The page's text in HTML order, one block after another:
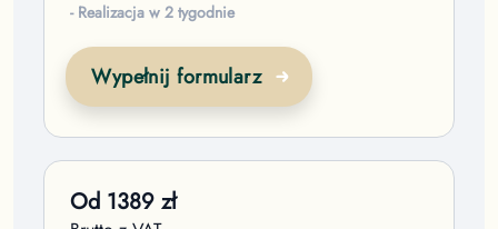
- Realizacja w 2 tygodnie
Wypełnij formularz
Od 1389 zł